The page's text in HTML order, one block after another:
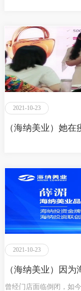
2021-10-23
2021-10-23
曾经门店面临倒闭，如